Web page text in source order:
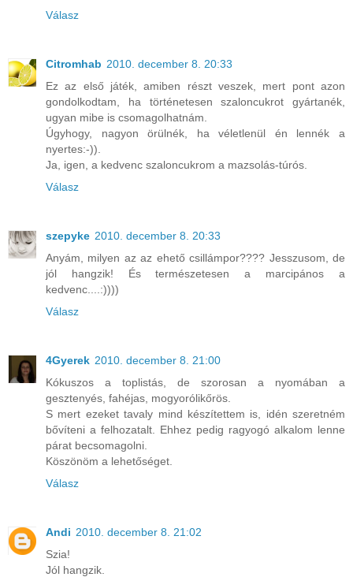
Válasz
Citromhab 2010. december 8. 20:33
Ez az első játék, amiben részt veszek, mert pont azon
gondolkodtam, ha történetesen szaloncukrot gyártanék,
ugyan mibe is csomagolhatnám.
Úgyhogy, nagyon örülnék, ha véletlenül én lennék a
nyertes:-)).
Ja, igen, a kedvenc szaloncukrom a mazsolás-túrós.
Válasz
szepyke 2010. december 8. 20:33
Anyám, milyen az az ehető csillámpor???? Jesszusom, de
jól hangzik! És természetesen a marcipános a
kedvenc....:))))
Válasz
4Gyerek 2010. december 8. 21:00
Kókuszos a toplistás, de szorosan a nyomában a
gesztenyés, fahéjas, mogyorólikőrös.
S mert ezeket tavaly mind készítettem is, idén szeretném
bővíteni a felhozatalt. Ehhez pedig ragyogó alkalom lenne
párat becsomagolni.
Köszönöm a lehetőséget.
Válasz
Andi 2010. december 8. 21:02
Szia!
Jól hangzik.